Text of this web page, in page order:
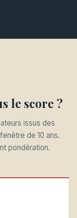
le score ?
issus des
de 10 ans.
pondération.